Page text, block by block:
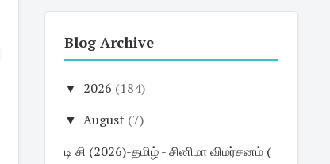
Blog Archive
▼ 2026 (184)
▼ August (7)
டி சி (2026)-தமிழ் - சினிமா விமர்சனம் (